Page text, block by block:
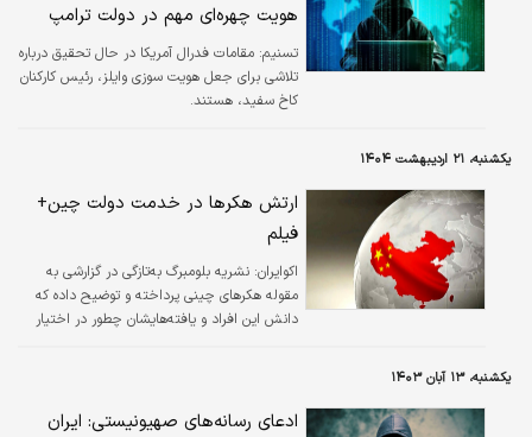
هویت چهره‌ای مهم در دولت ترامپ
تسنیم: مقامات فدرال آمریکا در حال تحقیق درباره
تلاشی برای جعل هویت سوزی وایلز، رئیس کارکنان
کاخ سفید، هستند.
یکشنبه، ۲۱ اردیبهشت ۱۴۰۴
ارتش هکرها در خدمت دولت چین+
فیلم
اکوایران: نشریه بلومبرگ به‌تازگی در گزارشی به
مقوله هکرهای چینی پرداخته و توضیح داده که
دانش این افراد و یافته‌هایشان چطور در اختیار
یکشنبه، ۱۳ آبان ۱۴۰۳
ادعای رسانه‌های صهیونیستی: ایران